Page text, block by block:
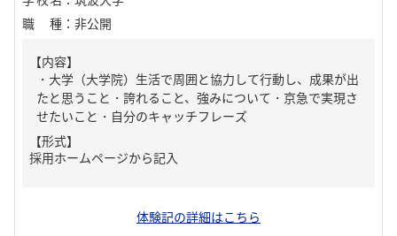
職種 ： 非公開
【内容】
・大学（大学院）生活で周囲と協力して行動し、成果が出
たと思うこと・誇れること、強みについて・京急で実現さ
せたいこと・自分のキャッチフレーズ
【形式】
採用ホームページから記入
体験記の詳細はこちら